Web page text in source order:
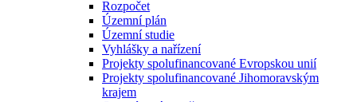
Rozpočet
Územní plán
Územní studie
Vyhlášky a nařízení
Projekty spolufinancované Evropskou unií
Projekty spolufinancované Jihomoravským
krajem